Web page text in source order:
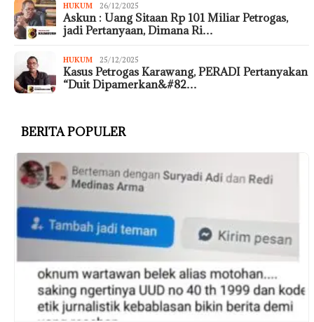
HUKUM 26/12/2025
Askun : Uang Sitaan Rp 101 Miliar Petrogas,
jadi Pertanyaan, Dimana Ri…
HUKUM 25/12/2025
Kasus Petrogas Karawang, PERADI Pertanyakan
“Duit Dipamerkan&#82…
BERITA POPULER